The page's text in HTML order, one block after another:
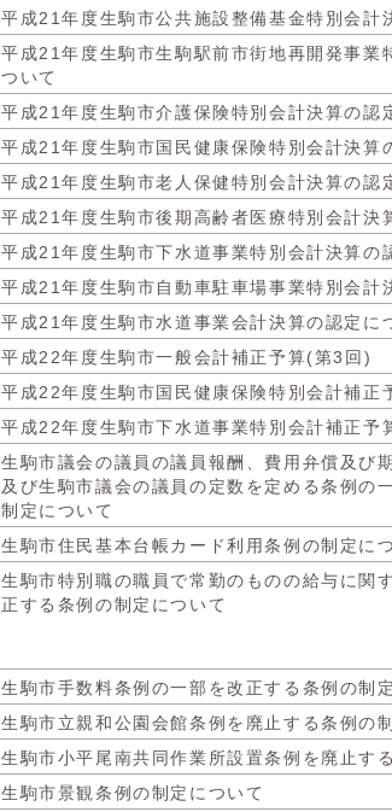
平成21年度生駒市公共施設整備基金特別会計
平成21年度生駒市生駒駅前市街地再開発事業
ついて
平成21年度生駒市介護保険特別会計決算の認
平成21年度生駒市国民健康保険特別会計決算
平成21年度生駒市老人保健特別会計決算の認
平成21年度生駒市後期高齢者医療特別会計決
平成21年度生駒市下水道事業特別会計決算の
平成21年度生駒市自動車駐車場事業特別会計
平成21年度生駒市水道事業会計決算の認定に
平成22年度生駒市一般会計補正予算(第3回)
平成22年度生駒市国民健康保険特別会計補正
平成22年度生駒市下水道事業特別会計補正予
生駒市議会の議員の議員報酬、費用弁償及び
及び生駒市議会の議員の定数を定める条例の
制定について
生駒市住民基本台帳カード利用条例の制定に
生駒市特別職の職員で常勤のものの給与に関
正する条例の制定について
生駒市手数料条例の一部を改正する条例の制
生駒市立親和公園会館条例を廃止する条例の
生駒市小平尾南共同作業所設置条例を廃止す
生駒市景観条例の制定について